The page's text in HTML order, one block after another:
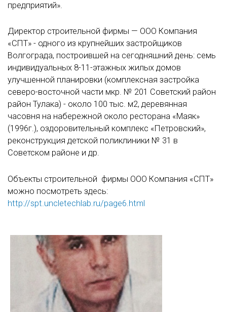
предприятий».
Директор строительной фирмы — ООО Компания
«СПТ» - одного из крупнейших застройщиков
Волгограда, построившей на сегодняшний день: семь
индивидуальных 8-11-этажных жилых домов
улучшенной планировки (комплексная застройка
северо-восточной части мкр. № 201 Советский район
район Тулака) - около 100 тыс. м2, деревянная
часовня на набережной около ресторана «Маяк»
(1996г.), оздоровительный комплекс «Петровский»,
реконструкция детской поликлиники № 31 в
Советском районе и др.
Объекты строительной фирмы ООО Компания «СПТ»
можно посмотреть здесь:
http://spt.uncletechlab.ru/page6.html